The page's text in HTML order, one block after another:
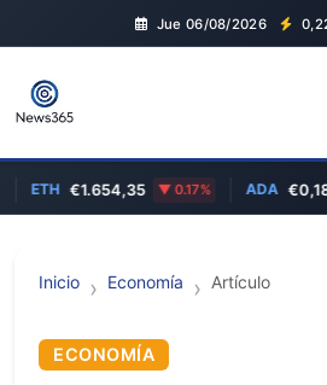
Jue 06/08/2026
ETH €1.654,35 0.17% ADA €0,18
Inicio Economía Artículo
ECONOMÍA